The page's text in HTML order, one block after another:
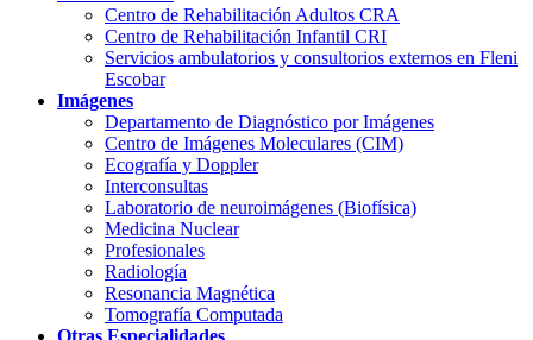
Centro de Rehabilitación Adultos CRA
Centro de Rehabilitación Infantil CRI
Servicios ambulatorios y consultorios externos en Fleni
Escobar
Imágenes
Departamento de Diagnóstico por Imágenes
Centro de Imágenes Moleculares (CIM)
Ecografía y Doppler
Interconsultas
Laboratorio de neuroimágenes (Biofísica)
Medicina Nuclear
Profesionales
Radiología
Resonancia Magnética
Tomografía Computada
Otras Especialidades